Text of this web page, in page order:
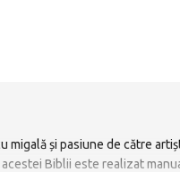
și pasiune de către
Biblii este realizat